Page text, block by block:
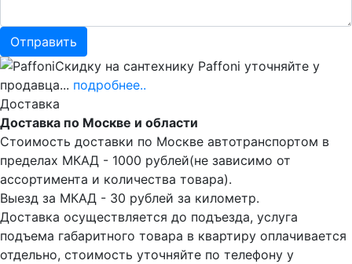
Скидку на сантехнику Paffoni уточняйте у
продавца... подробнее..
Доставка
Доставка по Москве и области
Стоимость доставки по Москве автотранспортом в
пределах МКАД - 1000 рублей(не зависимо от
ассортимента и количества товара).
Выезд за МКАД - 30 рублей за километр.
Доставка осуществляется до подъезда, услуга
подъема габаритного товара в квартиру оплачивается
отдельно, стоимость уточняйте по телефону у